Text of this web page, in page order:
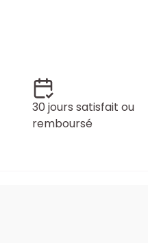
30 jours satisfait ou
remboursé